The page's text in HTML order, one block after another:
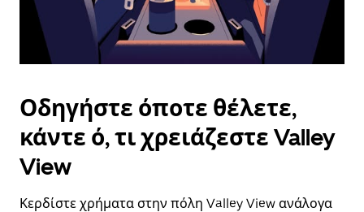
ημερολόγιο.
Οδηγήστε όποτε θέλετε,
κάντε ό, τι χρειάζεστε Valley
View
Κερδίστε χρήματα στην πόλη Valley View ανάλογα